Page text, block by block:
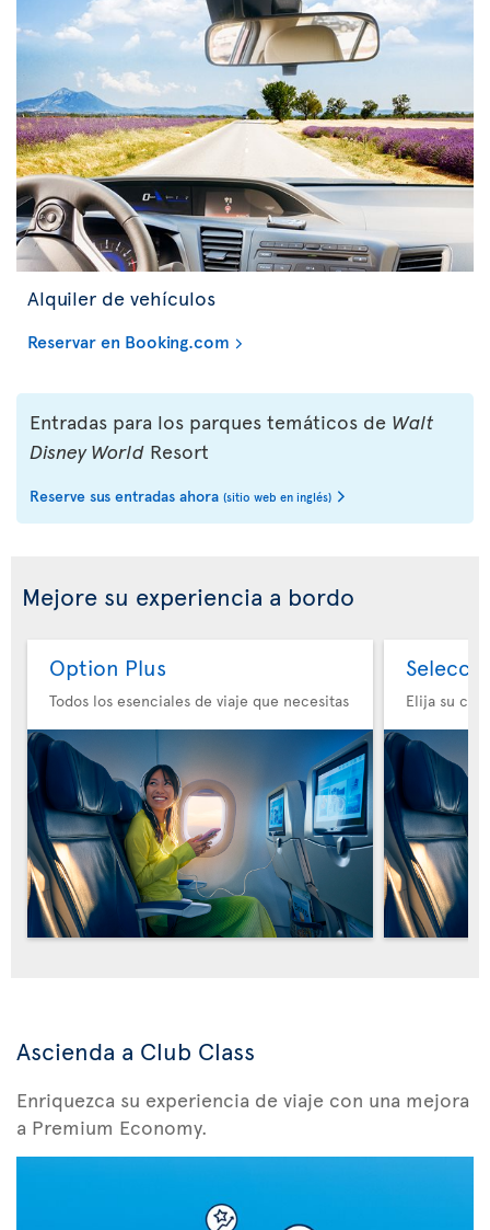
Alquiler de vehículos
Reservar en Booking.com
Entradas para los parques temáticos de Walt
Disney World Resort
Reserve sus entradas ahora (sitio web en inglés)
Mejore su experiencia a bordo
Option Plus
Todos los esenciales de viaje que necesitas Elija su
Ascienda a Club Class
Enriquezca su experiencia de viaje con una mejora
a Premium Economy.